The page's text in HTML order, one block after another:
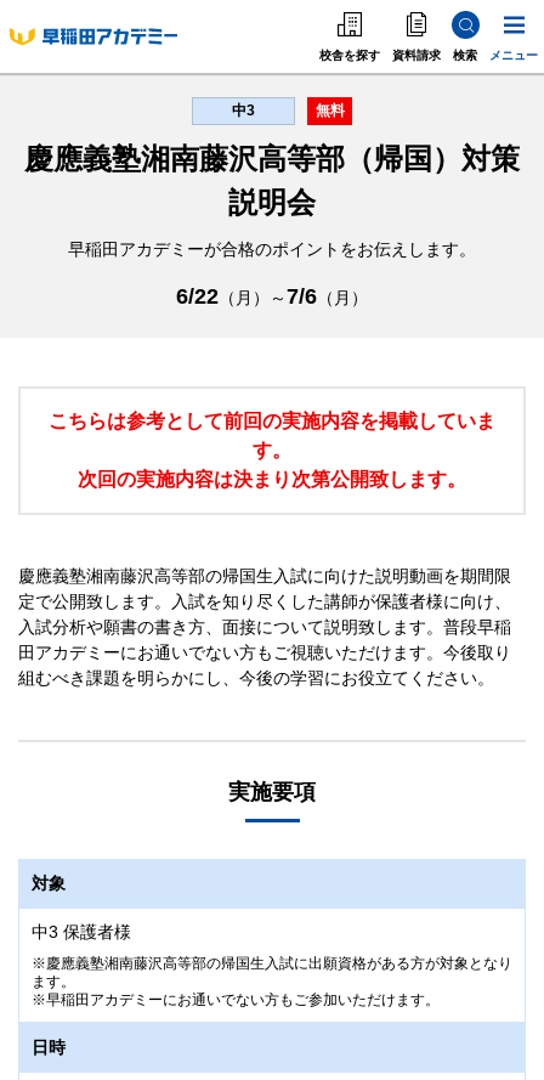
校舎を探す 資料請求 検索 メニュー
中学受験
高校受験
英語教室
中3
慶應義塾湘南藤沢高等部（帰国）対策
説明会
無料
早稲田アカデミーが合格のポイントをお伝えします。
6/22 （月）～7/6 （月）
こちらは参考として前回の実施内容を掲載していま
す。
次回の実施内容は決まり次第公開致します。
慶應義塾湘南藤沢高等部の帰国生入試に向けた説明動画を期間限
定で公開致します。入試を知り尽くした講師が保護者様に向け、
入試分析や願書の書き方、面接について説明致します。普段早稲
田アカデミーにお通いでない方もご視聴いただけます。今後取り
組むべき課題を明らかにし、今後の学習にお役立てください。
実施要項
対象
中3 保護者様
慶應義塾湘南藤沢高等部の帰国生入試に出願資格がある方が対象となり
ます。
早稲田アカデミーにお通いでない方もご参加いただけます。
日時